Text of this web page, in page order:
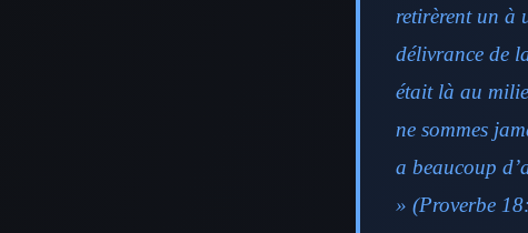
retirèrent un à
délivrance de
était là au
ne sommes
a beaucoup
» (Proverbe